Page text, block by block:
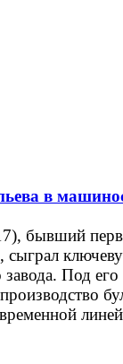
в
бывший
завода. Под его